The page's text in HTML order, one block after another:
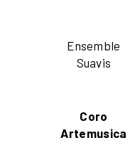
Ensemble
Suavis
Coro
Artemusica